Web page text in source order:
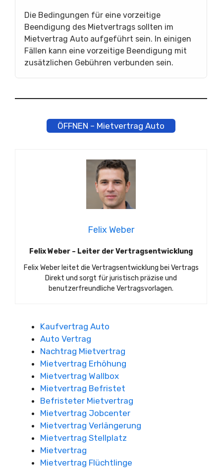
Die Bedingungen für eine vorzeitige
Beendigung des Mietvertrags sollten im
Mietvertrag Auto aufgeführt sein. In einigen
Fällen kann eine vorzeitige Beendigung mit
zusätzlichen Gebühren verbunden sein.
ÖFFNEN – Mietvertrag Auto
Felix Weber
Felix Weber – Leiter der Vertragsentwicklung
Felix Weber leitet die Vertragsentwicklung bei Vertrags
Direkt und sorgt für juristisch präzise und
benutzerfreundliche Vertragsvorlagen.
Kaufvertrag Auto
Auto Vertrag
Nachtrag Mietvertrag
Mietvertrag Erhöhung
Mietvertrag Wallbox
Mietvertrag Befristet
Befristeter Mietvertrag
Mietvertrag Jobcenter
Mietvertrag Verlängerung
Mietvertrag Stellplatz
Mietvertrag
Mietvertrag Flüchtlinge